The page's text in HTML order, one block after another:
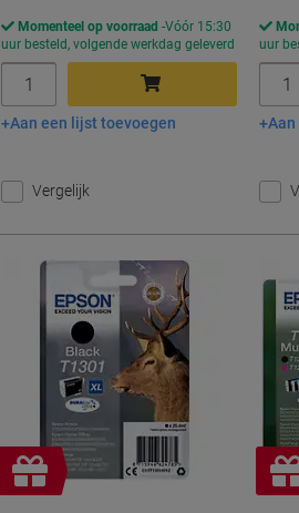
Momenteel op voorraad Vóór 15:30
uur besteld, volgende werkdag geleverd
In winkelwagen
Aan een lijst toevoegen
Vergelijk
uur
Geschenk